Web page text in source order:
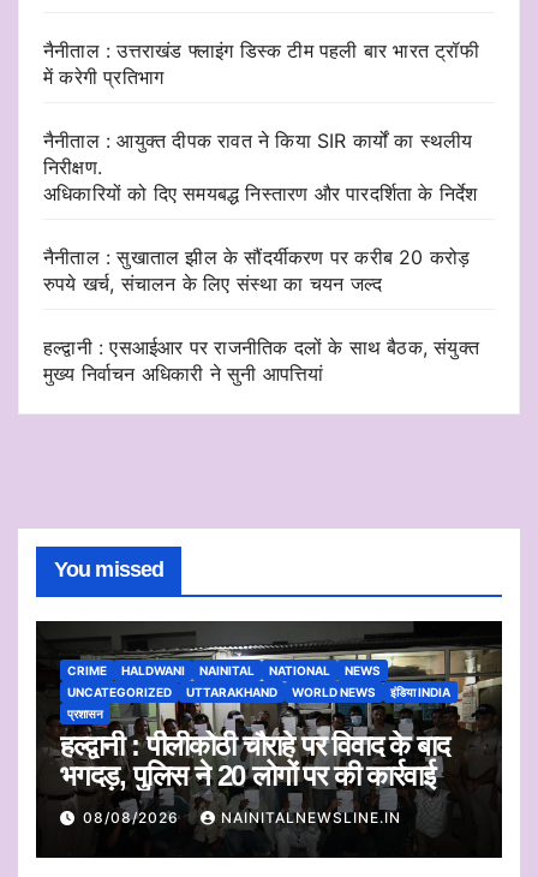
नैनीताल : उत्तराखंड फ्लाइंग डिस्क टीम पहली बार भारत ट्रॉफी
में करेगी प्रतिभाग
नैनीताल : आयुक्त दीपक रावत ने किया SIR कार्यों का स्थलीय
निरीक्षण.
अधिकारियों को दिए समयबद्ध निस्तारण और पारदर्शिता के निर्देश
नैनीताल : सुखाताल झील के सौंदर्यीकरण पर करीब 20 करोड़
रुपये खर्च, संचालन के लिए संस्था का चयन जल्द
हल्द्वानी : एसआईआर पर राजनीतिक दलों के साथ बैठक, संयुक्त
मुख्य निर्वाचन अधिकारी ने सुनी आपत्तियां
You missed
CRIME HALDWANI NAINITAL NATIONAL
NEWS
UNCATEGORIZED
UTTARAKHAND WORLD NEWS
इंडिया INDIA
प्रशासन
हल्द्वानी : पीलीकोठी चौराहे पर विवाद के बाद
भगदड़, पुलिस ने 20 लोगों पर की कार्रवाई
08/08/2026 NAINITALNEWSLINE.IN